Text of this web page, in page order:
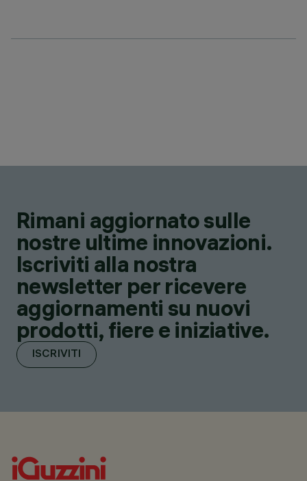
Rimani aggiornato sulle
nostre ultime innovazioni.
Iscriviti alla nostra
newsletter per ricevere
aggiornamenti su nuovi
prodotti, fiere e iniziative.
ISCRIVITI